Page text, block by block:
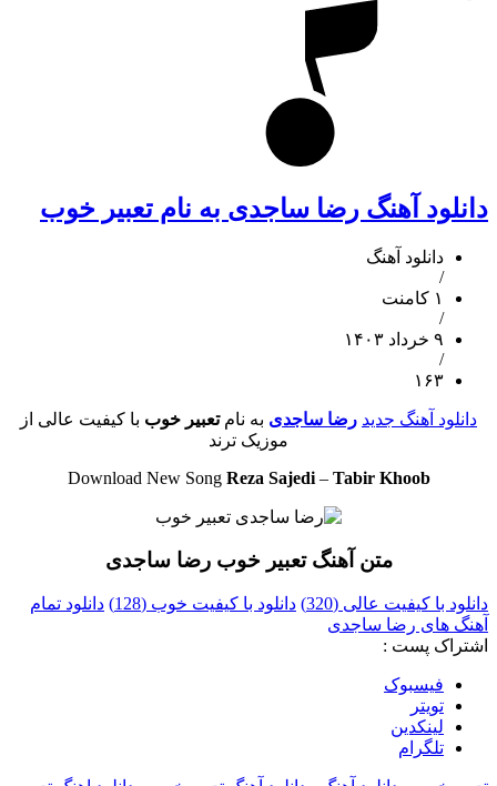
دانلود آهنگ رضا ساجدی به نام تعبیر خوب‎
دانلود آهنگ
/
۱ کامنت
/
۹ خرداد ۱۴۰۳
/
۱۶۳
دانلود آهنگ جدید رضا ساجدی به نامتعبیر خوب‎ با کیفیت عالی از
موزیک ترند
Download New Song Reza Sajedi– Tabir Khoob
متن آهنگ تعبیر خوب‎ رضا ساجدی
دانلود با کیفیت عالی (320) دانلود با کیفیت خوب (128)
دانلود تمام
آهنگ های رضا ساجدی
اشتراک پست :
فيسبوک
تويتر
لینکدین
تلگرام